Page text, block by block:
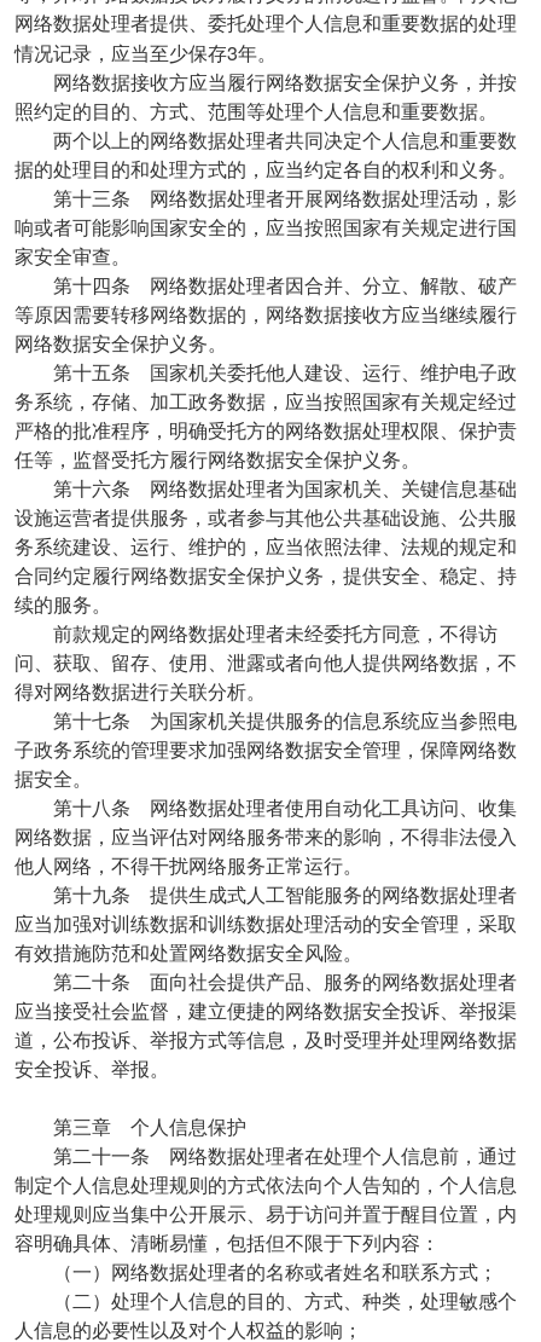
网络数据处理者提供、委托处理个人信息和重要数据的处理
情况记录，应当至少保存3年。
网络数据接收方应当履行网络数据安全保护义务，并按
照约定的目的、方式、范围等处理个人信息和重要数据。
两个以上的网络数据处理者共同决定个人信息和重要数
据的处理目的和处理方式的，应当约定各自的权利和义务。
第十三条 网络数据处理者开展网络数据处理活动，影
响或者可能影响国家安全的，应当按照国家有关规定进行国
家安全审查。
第十四条 网络数据处理者因合并、分立、解散、破产
等原因需要转移网络数据的，网络数据接收方应当继续履行
网络数据安全保护义务。
第十五条 国家机关委托他人建设、运行、维护电子政
务系统，存储、加工政务数据，应当按照国家有关规定经过
严格的批准程序，明确受托方的网络数据处理权限、保护责
任等，监督受托方履行网络数据安全保护义务。
第十六条 网络数据处理者为国家机关、关键信息基础
设施运营者提供服务，或者参与其他公共基础设施、公共服
务系统建设、运行、维护的，应当依照法律、法规的规定和
合同约定履行网络数据安全保护义务，提供安全、稳定、持
续的服务。
前款规定的网络数据处理者未经委托方同意，不得访
问、获取、留存、使用、泄露或者向他人提供网络数据，不
得对网络数据进行关联分析。
第十七条 为国家机关提供服务的信息系统应当参照电
子政务系统的管理要求加强网络数据安全管理，保障网络数
据安全。
第十八条 网络数据处理者使用自动化工具访问、收集
网络数据，应当评估对网络服务带来的影响，不得非法侵入
他人网络，不得干扰网络服务正常运行。
第十九条 提供生成式人工智能服务的网络数据处理者
应当加强对训练数据和训练数据处理活动的安全管理，采取
有效措施防范和处置网络数据安全风险。
第二十条 面向社会提供产品、服务的网络数据处理者
应当接受社会监督，建立便捷的网络数据安全投诉、举报渠
道，公布投诉、举报方式等信息，及时受理并处理网络数据
安全投诉、举报。
第三章 个人信息保护
第二十一条 网络数据处理者在处理个人信息前，通过
制定个人信息处理规则的方式依法向个人告知的，个人信息
处理规则应当集中公开展示、易于访问并置于醒目位置，内
容明确具体、清晰易懂，包括但不限于下列内容：
（一）网络数据处理者的名称或者姓名和联系方式；
（二）处理个人信息的目的、方式、种类，处理敏感个
人信息的必要性以及对个人权益的影响；